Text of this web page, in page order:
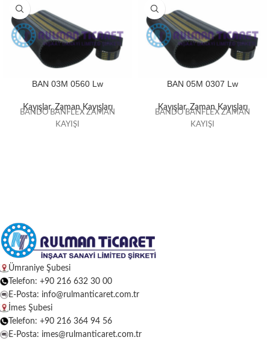
BAN 03M 0560 Lw
Kayışlar,Zaman Kayışları
BANDO BANFLEX ZAMAN
KAYIŞI
BAN 05M 0307 Lw
Kayışlar,Zaman Kayışları
BANDO BANFLEX ZAMAN
KAYIŞI
Ümraniye Şubesi
Telefon: +90 216 632 30 00
E-Posta: info@rulmanticaret.com.tr
İmes Şubesi
Telefon: +90 216 364 94 56
E-Posta: imes@rulmanticaret.com.tr